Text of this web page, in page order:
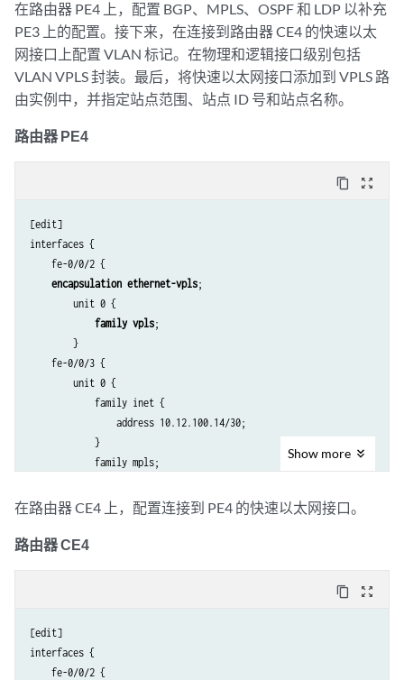
            }
            neighbor 10.255.170.98;
            neighbor 10.255.170.102;
    ospf {
        area 0.0.0.0 {
            interface so-0/2/1.0;
            }
        }
    }
    ldp {
        interface so-0/2/1.0;
        interface so-0/2/2.0;
routing-instances {
        instance-type vpls;
interface ge-1/3/1.0
        route-distinguisher 10.255.170.96:1;
        protocols {
        }
    }
}
protocols {
    mpls {
    }
    ospf {
            interface t1-0/1/3.0;
            interface lo0.0 {
                passive;
            }
        }
    ldp {
        interface t1-0/1/3.0;
        interface so-0/2/1.0;
在路由器 PE4 上，配置 BGP、MPLS、OSPF 和 LDP 以补充
PE3 上的配置。接下来，在连接到路由器 CE4 的快速以太
网接口上配置 VLAN 标记。在物理和逻辑接口级别包括
VLAN VPLS 封装。最后，将快速以太网接口添加到 VPLS 路
由实例中，并指定站点范围、站点 ID 号和站点名称。
路由器 PE4
content_copy zoom_out_map
[edit]
interfaces {
    fe-0/0/2 {
encapsulation ethernet-vpls;
        unit 0 {
family vpls;
        }
    fe-0/0/3 {
        unit 0 {
            family inet {
                address 10.12.100.14/30;
            }
            family mpls;
    }
        unit 0 {
        }
    }
Show more
在路由器 CE4 上，配置连接到 PE4 的快速以太网接口。
路由器 CE4
content_copy zoom_out_map
[edit]
interfaces {
    fe-0/0/2 {